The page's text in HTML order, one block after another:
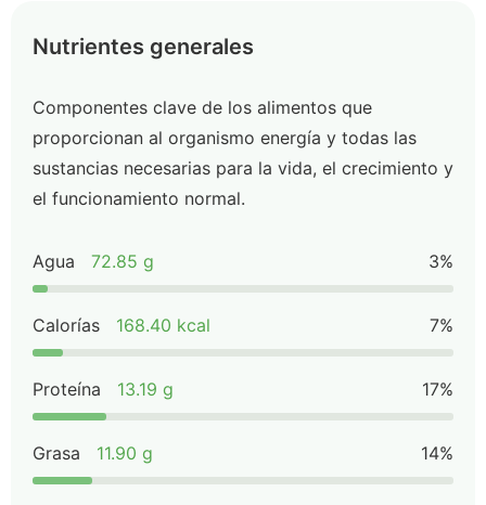
Nutrientes generales
Componentes clave de los alimentos que
proporcionan al organismo energía y todas las
sustancias necesarias para la vida, el crecimiento y
el funcionamiento normal.
Agua 72.85 g 3%
Calorías 168.40 kcal 7%
Proteína 13.19 g 17%
Grasa 11.90 g 14%